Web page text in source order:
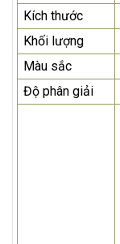
Kích thước
Khối lượng
Màu sắc
Độ phân giải